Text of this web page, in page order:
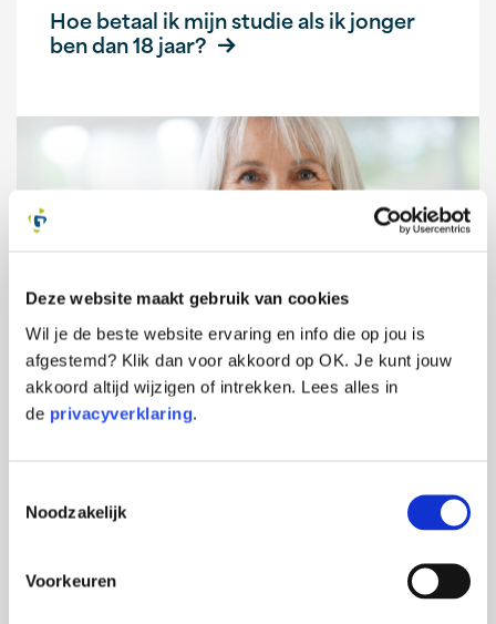
Deze website maakt gebruik van cookies
Wil je de beste website ervaring en info die op jou is
afgestemd? Klik dan voor akkoord op OK. Je kunt jouw
akkoord altijd wijzigen of intrekken. Lees alles in
de privacyverklaring.
Noodzakelijk
Voorkeuren
Hoe betaal ik mijn studie als ik jonger
ben dan 18 jaar?
Pensioen
partnerpensioen?
pensioen